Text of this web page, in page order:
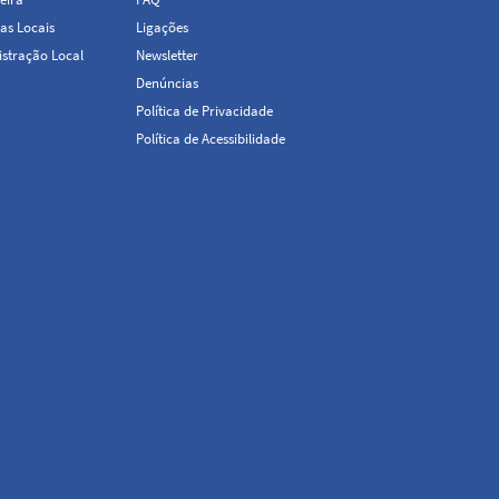
Locais
Local
Ligações
Newsletter
Denúncias
Política de Privacidade
Política de Acessibilidade